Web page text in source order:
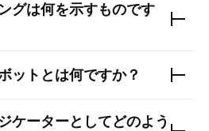
グは何を示すものです
ットとは何ですか？
ケーターとしてどのよう